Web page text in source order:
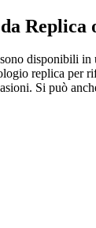
Replica
sono disponibili in
replica per
Si può